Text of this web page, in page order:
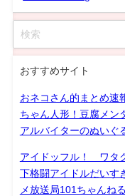
おすすめサイト
おネコさん的まとめ
ちゃん人形！豆腐メン
アルバイターのぬいぐ
アイドッフル！ ワタ
下格闘アイドルだい
メ放送局101ちゃんね